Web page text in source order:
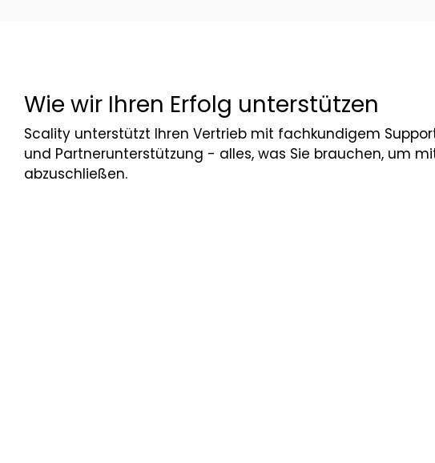
Wie wir Ihren Erfolg unterstützen
Scality unterstützt Ihren Vertrieb mit fachkundigem
und Partnerunterstützung - alles, was Sie brauchen, um
abzuschließen.